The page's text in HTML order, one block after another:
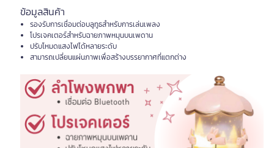
ข้อมูลสินค้า
รองรับการเชื่อมต่อบลูทูธสำหรับการเล่นเพลง
โปรเจคเตอร์สำหรับฉายภาพหมุนบนเพดาน
ปรับโหมดแสงไฟได้หลายระดับ
สามารถเปลี่ยนแผ่นภาพเพื่อสร้างบรรยากาศที่แตกต่าง